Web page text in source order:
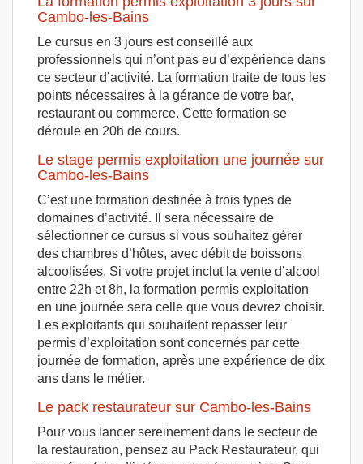
Cambo-les-Bains
Le cursus en 3 jours est conseillé aux
professionnels qui n’ont pas eu d’expérience dans
ce secteur d’activité. La formation traite de tous les
points nécessaires à la gérance de votre bar,
restaurant ou commerce. Cette formation se
déroule en 20h de cours.
Le stage permis exploitation une journée sur
Cambo-les-Bains
C’est une formation destinée à trois types de
domaines d’activité. Il sera nécessaire de
sélectionner ce cursus si vous souhaitez gérer
des chambres d’hôtes, avec débit de boissons
alcoolisées. Si votre projet inclut la vente d’alcool
entre 22h et 8h, la formation permis exploitation
en une journée sera celle que vous devrez choisir.
Les exploitants qui souhaitent repasser leur
permis d’exploitation sont concernés par cette
journée de formation, après une expérience de dix
ans dans le métier.
Le pack restaurateur sur Cambo-les-Bains
Pour vous lancer sereinement dans le secteur de
la restauration, pensez au Pack Restaurateur, qui